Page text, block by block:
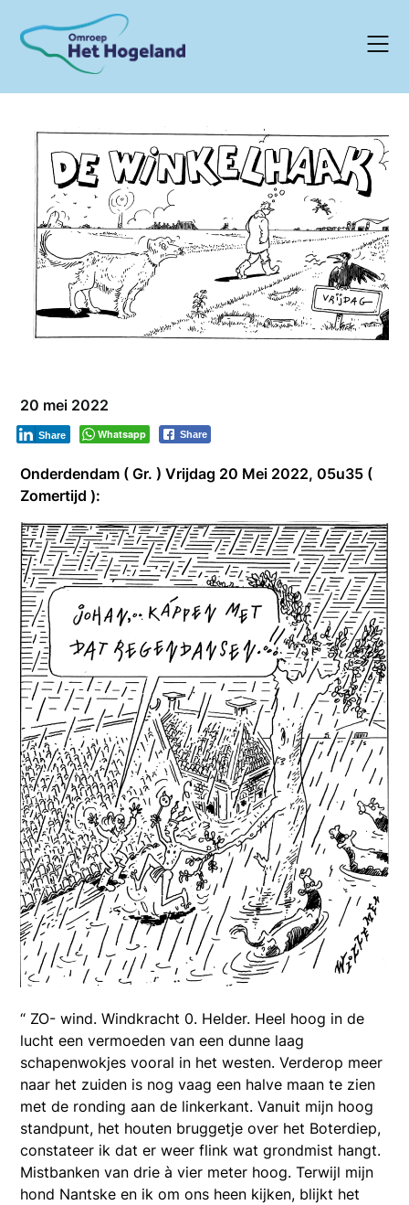
content
20 mei 2022
Whatsapp Share
Share
Onderdendam ( Gr. ) Vrijdag 20 Mei 2022, 05u35 (
Zomertijd ):
“ ZO- wind. Windkracht 0. Helder. Heel hoog in de
lucht een vermoeden van een dunne laag
schapenwokjes vooral in het westen. Verderop meer
naar het zuiden is nog vaag een halve maan te zien
met de ronding aan de linkerkant. Vanuit mijn hoog
standpunt, het houten bruggetje over het Boterdiep,
constateer ik dat er weer flink wat grondmist hangt.
Mistbanken van drie à vier meter hoog. Terwijl mijn
hond Nantske en ik om ons heen kijken, blijkt het